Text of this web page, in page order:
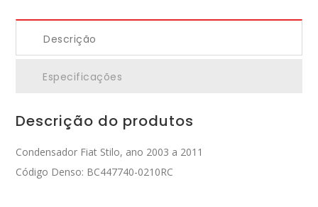
Descrição
Especificações
Descrição do produtos
Condensador Fiat Stilo, ano 2003 a 2011
Código Denso: BC447740-0210RC